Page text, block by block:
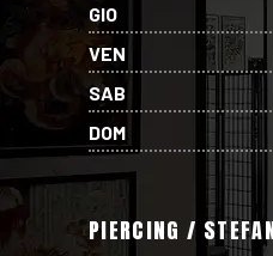
GIO
VEN
SAB
DOM
PIERCING /